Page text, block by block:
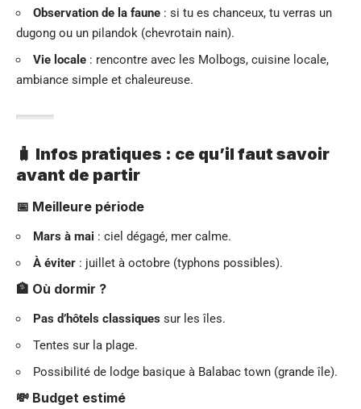
Observation de la faune : si tu es chanceux, tu verras un
dugong ou un pilandok (chevrotain nain).
Vie locale : rencontre avec les Molbogs, cuisine locale,
ambiance simple et chaleureuse.
🧳 Infos pratiques : ce qu’il faut savoir
avant de partir
📅 Meilleure période
Mars à mai : ciel dégagé, mer calme.
À éviter : juillet à octobre (typhons possibles).
🏦 Où dormir ?
Pas d’hôtels classiques sur les îles.
Tentes sur la plage.
Possibilité de lodge basique à Balabac town (grande île).
💸 Budget estimé